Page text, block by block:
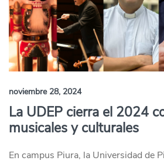
noviembre 28, 2024
La UDEP cierra el 2024
musicales y culturales
En campus Piura, la Universidad de